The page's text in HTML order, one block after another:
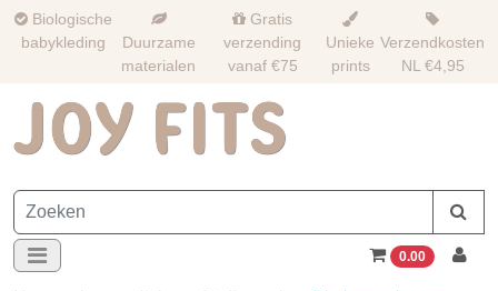
Biologische
babykleding
Duurzame
materialen
Gratis
verzending
vanaf €75
Unieke
prints
Verzendkosten
NL €4,95
0.00